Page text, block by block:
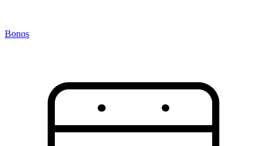
Bonos